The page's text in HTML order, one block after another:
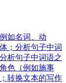
如名词、动
；分析句子中词
析句子中词语之
色（例如施事
转换文本的写作